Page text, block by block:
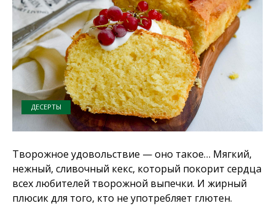
ДЕСЕРТЫ
Творожное удовольствие — оно такое… Мягкий,
нежный, сливочный кекс, который покорит сердца
всех любителей творожной выпечки. И жирный
плюсик для того, кто не употребляет глютен.